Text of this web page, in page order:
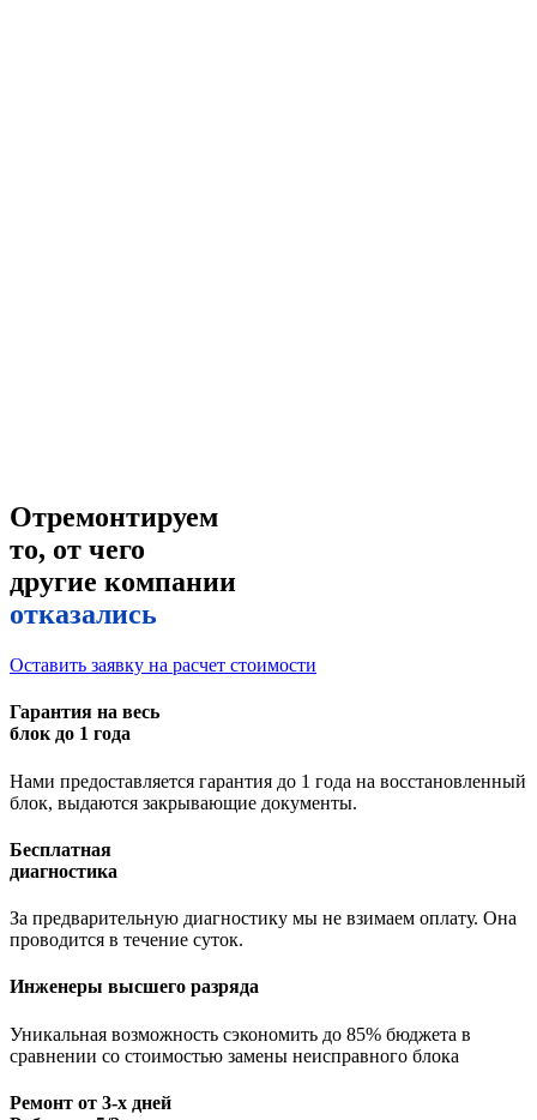
Отремонтируем
то, от чего
другие компании
отказались
Оставить заявку на расчет стоимости
Гарантия на весь
блок до 1 года
Нами предоставляется гарантия до 1 года на восстановленный
блок, выдаются закрывающие документы.
Бесплатная
диагностика
За предварительную диагностику мы не взимаем оплату. Она
проводится в течение суток.
Инженеры высшего разряда
Уникальная возможность сэкономить до 85% бюджета в
сравнении со стоимостью замены неисправного блока
Ремонт от 3-х дней